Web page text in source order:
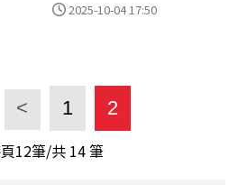
2025-10-04 17:50
< 1 2
12筆/共 14筆